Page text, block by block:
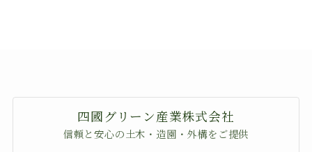
四國グリーン産業株式会社
信頼と安心の土木・造園・外構をご提供